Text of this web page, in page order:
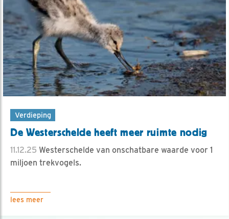
Verdieping
De Westerschelde heeft meer ruimte nodig
11.12.25 Westerschelde van onschatbare waarde voor 1
miljoen trekvogels.
lees meer